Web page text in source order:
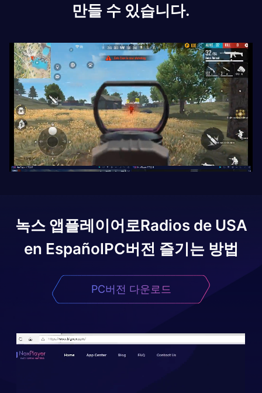
만들 수 있습니다.
녹스 앱플레이어로Radios de USA
en EspañolPC버전 즐기는 방법
PC버전 다운로드